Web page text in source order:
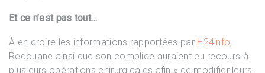
Et ce n’est pas tout…
À en croire les informations rapportées par H24info,
Redouane ainsi que son complice auraient eu recours à
plusieurs opérations chirurgicales afin « de modifier leurs